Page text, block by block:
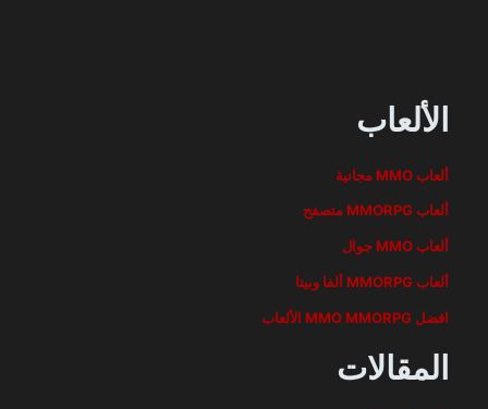
الألعاب
ألعاب MMO مجانية
ألعاب MMORPG متصفح
ألعاب MMO جوال
ألعاب MMORPG ألفا وبيتا
افضل MMO MMORPG الألعاب
المقالات